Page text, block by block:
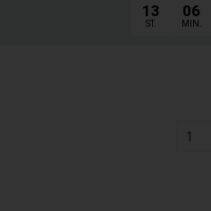
13
ST.
06
MIN.